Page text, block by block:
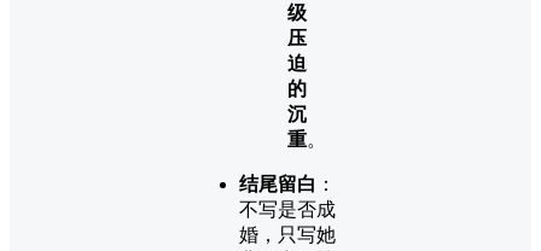
级
压
迫
的
沉
重。
结尾留白 ：
不写是否成
婚，只写她